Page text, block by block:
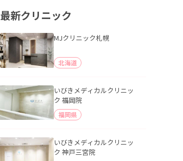
最新クリニック
MJクリニック札幌
北海道
いびきメディカルクリニッ
ク 福岡院
福岡県
いびきメディカルクリニッ
ク 神戸三宮院